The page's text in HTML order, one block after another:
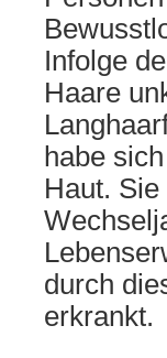
Infolge
Haare
habe
Haut.
durch
erkrankt.